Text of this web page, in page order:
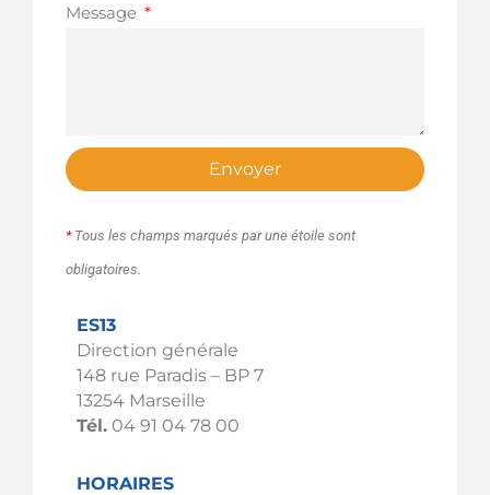
Message
Envoyer
*Tous les champs marqués par une étoile sont
obligatoires.
ES13
Direction générale
148 rue Paradis – BP 7
13254 Marseille
Tél. 04 91 04 78 00
HORAIRES